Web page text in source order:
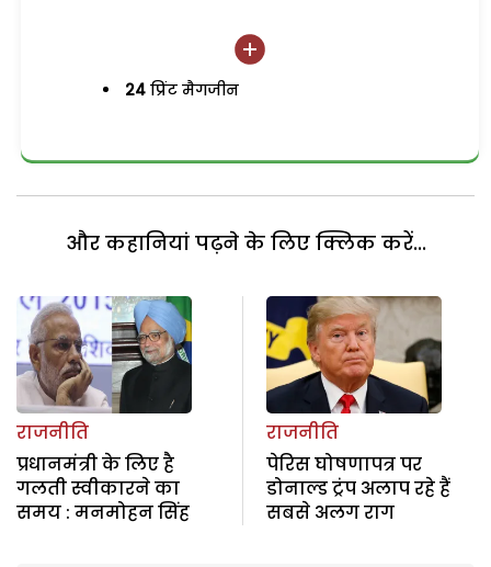
24 प्रिंट मैगजीन
और कहानियां पढ़ने के लिए क्लिक करें...
राजनीति
प्रधानमंत्री के लिए है
गलती स्वीकारने का
समय : मनमोहन सिंह
राजनीति
पेरिस घोषणापत्र पर
डोनाल्ड ट्रंप अलाप रहे हैं
सबसे अलग राग